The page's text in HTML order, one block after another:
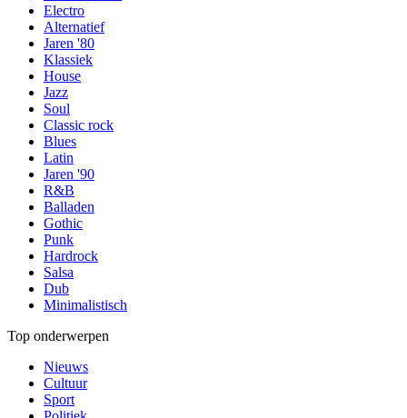
Electro
Alternatief
Jaren '80
Klassiek
House
Jazz
Soul
Classic rock
Blues
Latin
Jaren '90
R&B
Balladen
Gothic
Punk
Hardrock
Salsa
Dub
Minimalistisch
Top onderwerpen
Nieuws
Cultuur
Sport